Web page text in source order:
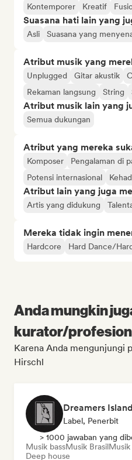
Kontemporer Kreatif
Suasana hati lain yang
Asli Suasana yang
Atribut musik yang
Unplugged Gitar akustik
Rekaman langsung
String
Atribut musik lain yang
Semua dukungan
Atribut yang mereka
Komposer
Pengalaman di
Potensi internasional
Atribut lain yang juga
Artis yang didukung
Mereka tidak ingin
Hardcore Hard Dance/
Anda mungkin
kurator/
Karena Anda mengunjungi
Hirschl
Dreamers
Label, Penerbit
> 1000 jawaban yang
Musik bassMusik BrasilMusik
Deep house